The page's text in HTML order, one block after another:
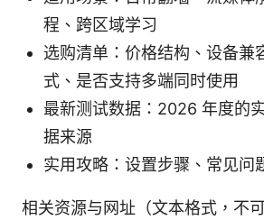
程、跨区域学习
选购清单：价格结构、设备兼
式、是否支持多端同时使用
最新测试数据：2026 年度的
据来源
实用攻略：设置步骤、常见问
相关资源与网址（文本格式，不